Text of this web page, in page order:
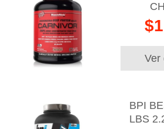
Ver
BPI
LBS